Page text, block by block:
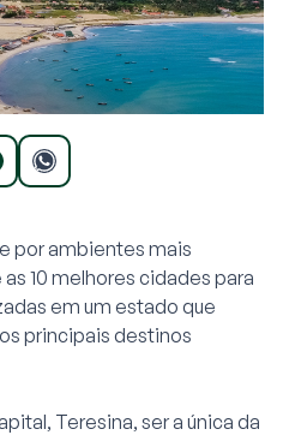
por ambientes mais
10 melhores cidades para
em um estado que
principais destinos
Teresina, ser a única da